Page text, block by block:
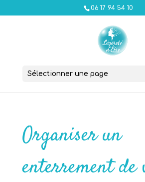
06 17 94 54 10
Sélectionner une page
Organiser un
enterrement de